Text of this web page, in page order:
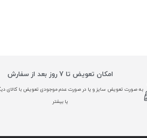
امکان تعویض تا 7 روز بعد از سفارش
به صورت تعویض سایز و یا در صورت عدم موجودی تعویض با کالای
یا بیشتر